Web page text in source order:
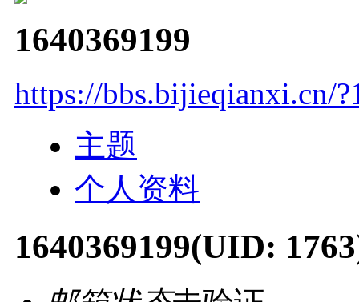
1640369199
https://bbs.bijieqianxi.cn/
主题
个人资料
1640369199(UID: